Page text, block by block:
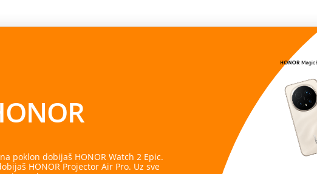
poklon dobijaš HONOR Watch 2 Epic.
HONOR Projector Air Pro. Uz sve